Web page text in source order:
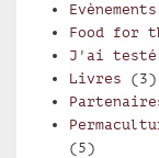
Food for
J'ai testé
Livres (3)
(5)